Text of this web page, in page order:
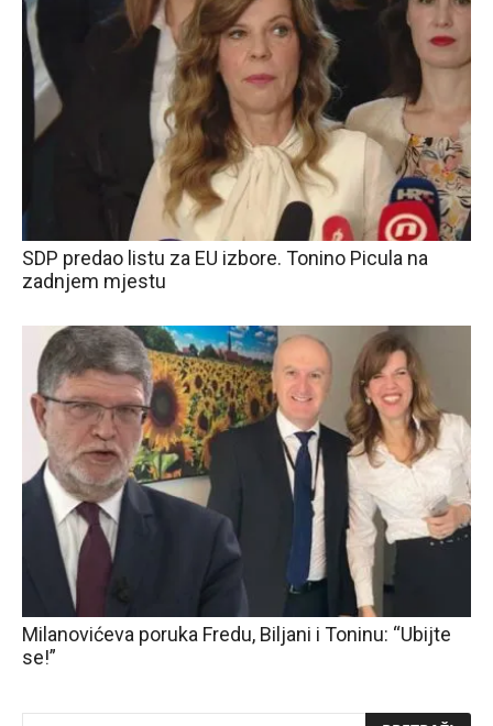
SDP predao listu za EU izbore. Tonino Picula na
zadnjem mjestu
Milanovićeva poruka Fredu, Biljani i Toninu: “Ubijte
se!”